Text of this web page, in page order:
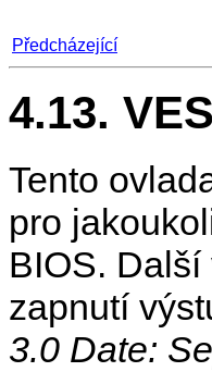
Předcházející
4.13.
Tento
pro
BIOS.
zapnutí
3.0 Date: